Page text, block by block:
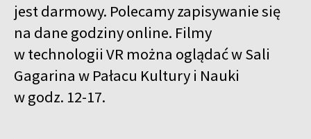
jest darmowy. Polecamy zapisywanie się
na dane godziny online. Filmy
w technologii VR można oglądać w Sali
Gagarina w Pałacu Kultury i Nauki
w godz. 12-17.